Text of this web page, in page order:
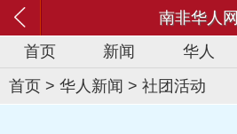
南非华人网
首页
新闻 华人
首页 > 华人新闻 > 社团活动